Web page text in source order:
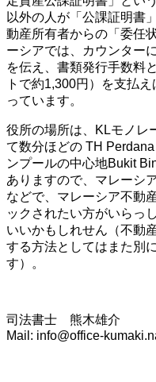
以外の人が「公課証明書
動産所有者からの「委任
ーシアでは、カウンター
を伝え、書類発行手数料
トで約1,300円）を支払
っています。
役所の場所は、KLモノレ
て数分ほどの TH
ンプールの中心地Bukit
ありますので、マレーシ
などで、マレーシア不動
ックされたい方がいらっ
いいかもしれせん（不動
する方法としてはまた別
す）。
司法書士 熊木雄介
Mail: info@office-